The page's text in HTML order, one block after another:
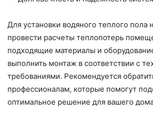
Для установки водяного теплого пола
провести расчеты теплопотерь
подходящие материалы и
выполнить монтаж в соответствии с
требованиями. Рекомендуется
профессионалам, которые помогут
оптимальное решение для вашего